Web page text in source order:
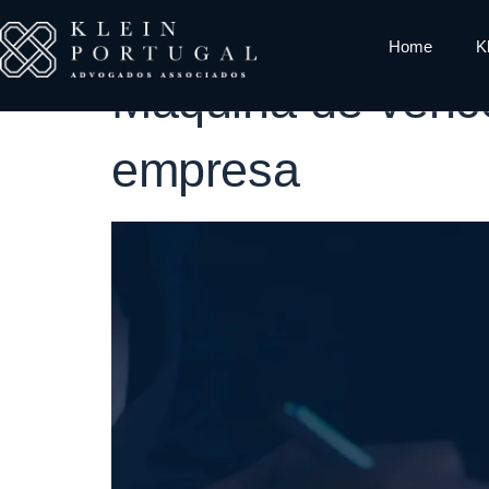
Home
Máquina de
empresa